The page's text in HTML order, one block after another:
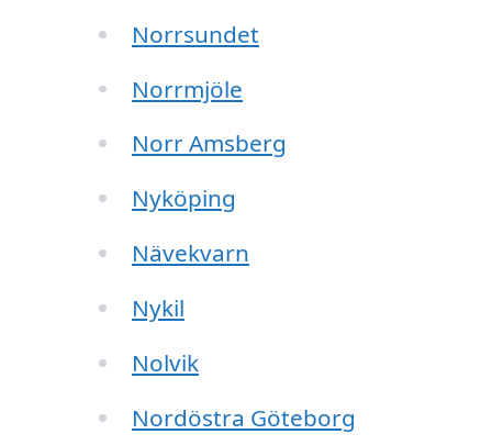
Norrsundet
Norrmjöle
Norr Amsberg
Nyköping
Nävekvarn
Nykil
Nolvik
Nordöstra Göteborg